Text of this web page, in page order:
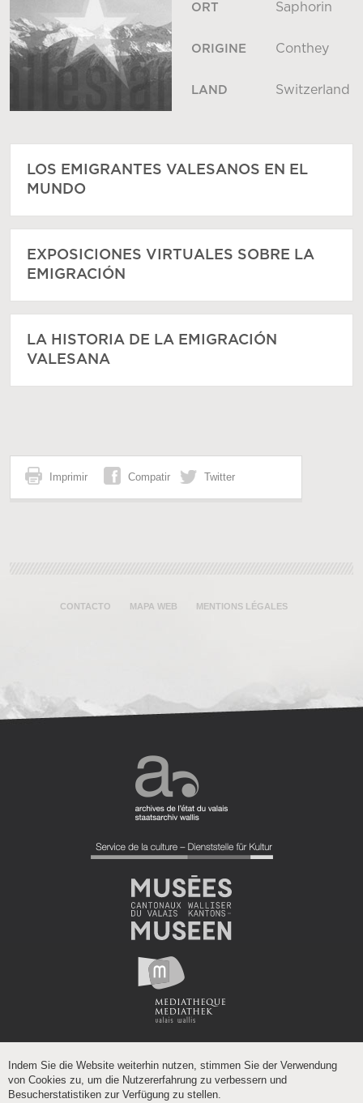
ORT Saphorin
ORIGINE Conthey
LAND Switzerland
LOS EMIGRANTES VALESANOS EN EL
MUNDO
EXPOSICIONES VIRTUALES SOBRE LA
EMIGRACIÓN
LA HISTORIA DE LA EMIGRACIÓN
VALESANA
Imprimir Compatir Twitter
CONTACTO MAPA WEB MENTIONS LÉGALES
Indem Sie die Website weiterhin nutzen, stimmen Sie der Verwendung
von Cookies zu, um die Nutzererfahrung zu verbessern und
Besucherstatistiken zur Verfügung zu stellen.